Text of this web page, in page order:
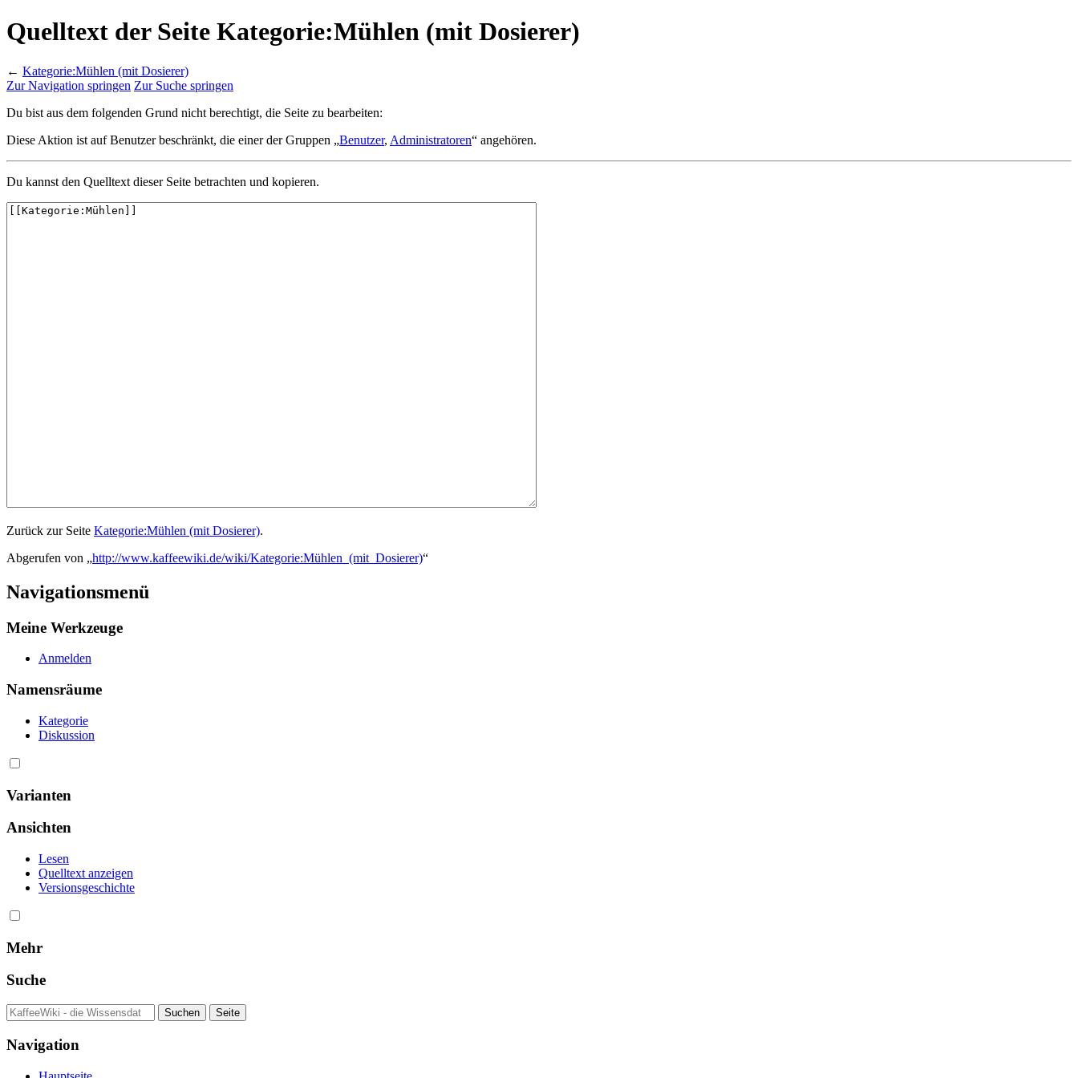
Quelltext der Seite Kategorie:Mühlen (mit Dosierer)
← Kategorie:Mühlen (mit Dosierer)
Zur Navigation springen Zur Suche springen
Du bist aus dem folgenden Grund nicht berechtigt, die Seite zu bearbeiten:
Diese Aktion ist auf Benutzer beschränkt, die einer der Gruppen „Benutzer, Administratoren“ angehören.
Du kannst den Quelltext dieser Seite betrachten und kopieren.
Zurück zur Seite Kategorie:Mühlen (mit Dosierer).
Abgerufen von „http://www.kaffeewiki.de/wiki/Kategorie:Mühlen_(mit_Dosierer)“
Navigationsmenü
Meine Werkzeuge
Anmelden
Namensräume
Kategorie
Diskussion
Varianten
Ansichten
Lesen
Quelltext anzeigen
Versionsgeschichte
Mehr
Suche
Navigation